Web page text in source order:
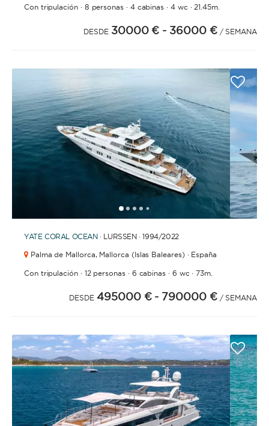
Con tripulación· 8 personas· 4 cabinas · 4 wc· 21.45m.
DESDE 30000 € - 36000 € / SEMANA
12345 131415161718192021
YATE CORAL OCEAN· LURSSEN · 1994/2022
Palma de Mallorca, Mallorca (Islas Baleares) · España
Con tripulación· 12 personas· 6 cabinas · 6 wc·73m.
DESDE 495000 € - 790000 € / SEMANA